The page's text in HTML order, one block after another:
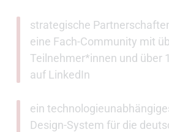
strategische
eine Fach-Community mit
Teilnehmer*innen und über
auf LinkedIn
ein
Design-System für die